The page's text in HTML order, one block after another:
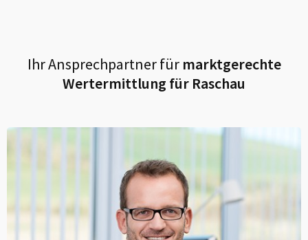
Ihr Ansprechpartner fürmarktgerechte
Wertermittlung für Raschau